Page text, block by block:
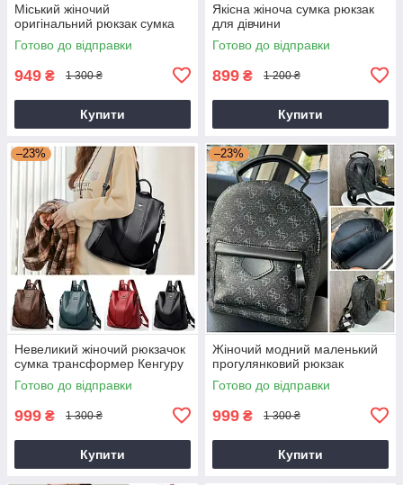
Міський жіночий
оригінальний рюкзак сумка
Готово до відправки
949 ₴ 1 300 ₴
Купити
Якісна жіноча сумка рюкзак
для дівчини
Готово до відправки
899 ₴ 1 200 ₴
Купити
–23%
Невеликий жіночий рюкзачок
сумка трансформер Кенгуру
Готово до відправки
999 ₴ 1 300 ₴
Купити
–23%
Жіночий модний маленький
прогулянковий рюкзак
Готово до відправки
999 ₴ 1 300 ₴
Купити